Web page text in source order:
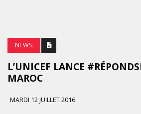
NEWS
L’UNICEF LANCE
MAROC
MARDI 12 JUILLET 2016